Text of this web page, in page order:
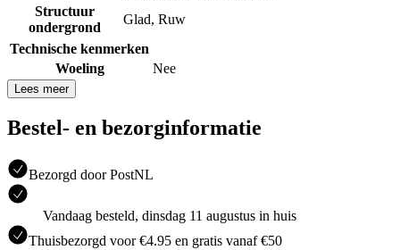
Structuur
ondergrond
Glad, Ruw
Technische kenmerken
Woeling
Nee
Lees meer
Bestel- en bezorginformatie
Bezorgd door PostNL
Vandaag besteld, dinsdag 11 augustus in huis
Thuisbezorgd voor €4.95 en gratis vanaf €50